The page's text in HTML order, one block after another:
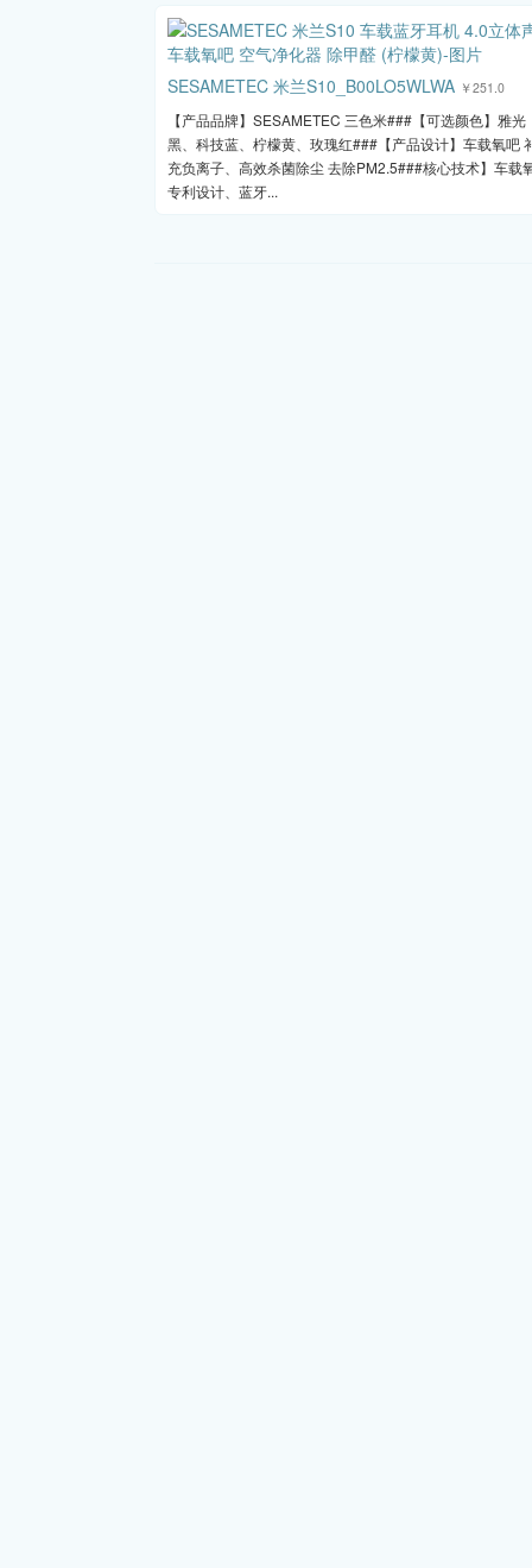
SESAMETEC 米兰S10_B00LO5WLWA ￥251.0
【产品品牌】SESAMETEC 三色米###【可选颜色】雅光
黑、科技蓝、柠檬黄、玫瑰红###【产品设计】车载氧吧
充负离子、高效杀菌除尘 去除PM2.5###核心技术】车载
专利设计、蓝牙...